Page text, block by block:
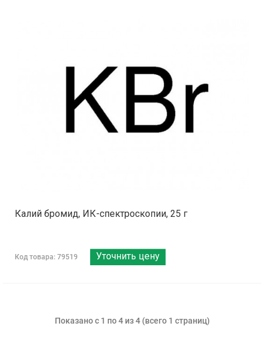
Калий бромид, ИК-спектроскопии, 25 г
Код товара: 79519 Уточнить цену
Показано с 1 по 4 из 4 (всего 1 страниц)